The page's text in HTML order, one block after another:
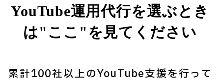
YouTube運用代行を選ぶとき
は"ここ"を見てください
累計100社以上のYouTube支援を行って